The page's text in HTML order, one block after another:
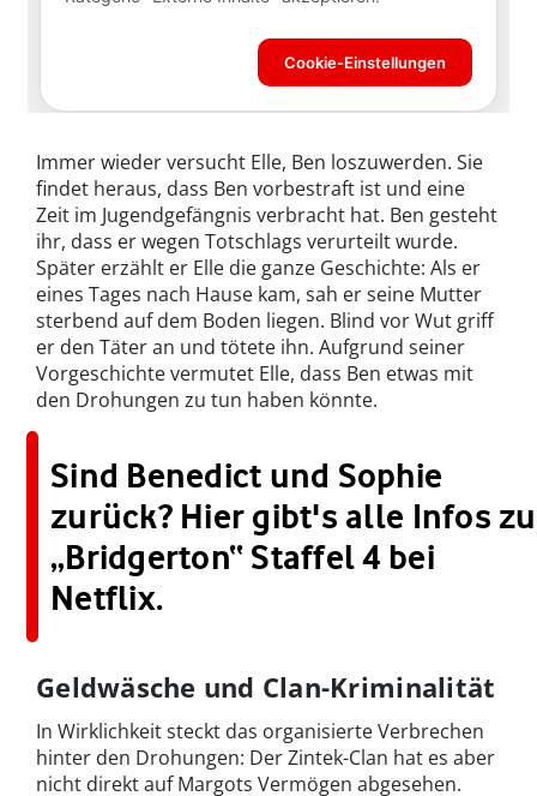
Immer wieder versucht Elle, Ben loszuwerden. Sie
findet heraus, dass Ben vorbestraft ist und eine
Zeit im Jugendgefängnis verbracht hat. Ben gesteht
ihr, dass er wegen Totschlags verurteilt wurde.
Später erzählt er Elle die ganze Geschichte: Als er
eines Tages nach Hause kam, sah er seine Mutter
sterbend auf dem Boden liegen. Blind vor Wut griff
er den Täter an und tötete ihn. Aufgrund seiner
Vorgeschichte vermutet Elle, dass Ben etwas mit
den Drohungen zu tun haben könnte.
Sind Benedict und Sophie
zurück? Hier gibt's alle Infos zu
„Bridgerton“ Staffel 4 bei
Netflix.
Geldwäsche und Clan-Kriminalität
In Wirklichkeit steckt das organisierte Verbrechen
hinter den Drohungen: Der Zintek-Clan hat es aber
nicht direkt auf Margots Vermögen abgesehen.